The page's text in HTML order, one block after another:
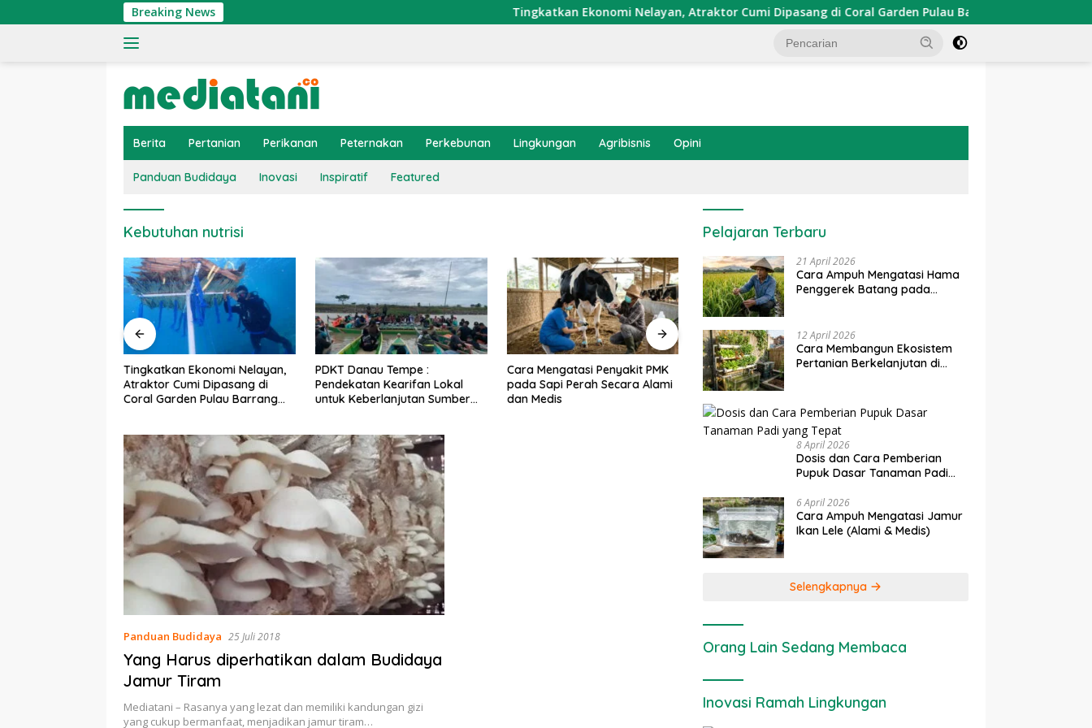
ke
Breaking News Tingkatkan Ekonomi Nelayan, Atraktor Cumi Dipasang di Coral Garden Pulau Barrang Caddi
Berita Pertanian Perikanan Peternakan Perkebunan Lingkungan Agribisnis Opini
Panduan Budidaya Inovasi Inspiratif Featured
Kebutuhan nutrisi
PDKT Danau Tempe :
Pendekatan Kearifan Lokal
untuk Keberlanjutan Sumber
Cara Mengatasi Penyakit PMK
pada Sapi Perah Secara Alami
dan Medis
Dosis dan Cara Pemupukan
Tanaman Padi pada Fase
Vegetatif Aktif yang Tepat
Penerapan IoT dalam
Pertanian Modern di Indonesia
Ekonomi Sumber Daya Lahan:
Panduan Budidaya 25 Juli 2018
Yang Harus diperhatikan dalam Budidaya
Jamur Tiram
Mediatani – Rasanya yang lezat dan memiliki kandungan gizi
yang cukup bermanfaat, menjadikan jamur tiram…
Pelajaran Terbaru
21 April 2026
Cara Ampuh Mengatasi Hama
Penggerek Batang pada
12 April 2026
Cara Membangun Ekosistem
Pertanian Berkelanjutan di
8 April 2026
Dosis dan Cara Pemberian
Pupuk Dasar Tanaman Padi
6 April 2026
Cara Ampuh Mengatasi Jamur
Ikan Lele (Alami & Medis)
Selengkapnya
Orang Lain Sedang Membaca
Inovasi Ramah Lingkungan